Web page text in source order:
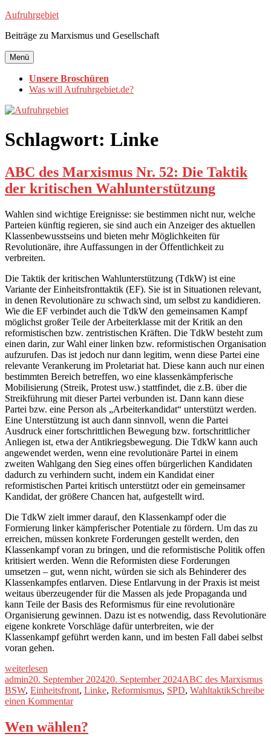
Zum
springen
Aufruhrgebiet
Beiträge zu Marxismus und Gesellschaft
Menü
Unsere Broschüren
Was will Aufruhrgebiet.de?
Schlagwort: Linke
ABC des Marxismus Nr. 52: Die Taktik
der kritischen Wahlunterstützung
Wahlen sind wichtige Ereignisse: sie bestimmen nicht nur, welche
Parteien künftig regieren, sie sind auch ein Anzeiger des aktuellen
Klassenbewusstseins und bieten mehr Möglichkeiten für
Revolutionäre, ihre Auffassungen in der Öffentlichkeit zu
verbreiten.
Die Taktik der kritischen Wahlunterstützung (TdkW) ist eine
Variante der Einheitsfronttaktik (EF). Sie ist in Situationen relevant,
in denen Revolutionäre zu schwach sind, um selbst zu kandidieren.
Wie die EF verbindet auch die TdkW den gemeinsamen Kampf
möglichst großer Teile der Arbeiterklasse mit der Kritik an den
reformistischen bzw. zentristischen Kräften. Die TdkW besteht zum
einen darin, zur Wahl einer linken bzw. reformistischen Organisation
aufzurufen. Das ist jedoch nur dann legitim, wenn diese Partei eine
relevante Verankerung im Proletariat hat. Diese kann auch nur einen
bestimmten Bereich betreffen, wo eine klassenkämpferische
Mobilisierung (Streik, Protest usw.) stattfindet, die z.B. über die
Streikführung mit dieser Partei verbunden ist. Dann kann diese
Partei bzw. eine Person als „Arbeiterkandidat“ unterstützt werden.
Eine Unterstützung ist auch dann sinnvoll, wenn die Partei
Ausdruck einer fortschrittlichen Bewegung bzw. fortschrittlicher
Anliegen ist, etwa der Antikriegsbewegung. Die TdkW kann auch
angewendet werden, wenn eine revolutionäre Partei in einem
zweiten Wahlgang den Sieg eines offen bürgerlichen Kandidaten
dadurch zu verhindern sucht, indem ein Kandidat einer
reformistischen Partei kritisch unterstützt oder ein gemeinsamer
Kandidat, der größere Chancen hat, aufgestellt wird.
Die TdkW zielt immer darauf, den Klassenkampf oder die
Formierung linker kämpferischer Potentiale zu fördern. Um das zu
erreichen, müssen konkrete Forderungen gestellt werden, den
Klassenkampf voran zu bringen, und die reformistische Politik offen
kritisiert werden. Wenn die Reformisten diese Forderungen
umsetzen – gut, wenn nicht, würden sie sich als Behinderer des
Klassenkampfes entlarven. Diese Entlarvung in der Praxis ist meist
weitaus überzeugender für die Massen als jede Propaganda und
kann Teile der Basis des Reformismus für eine revolutionäre
Organisierung gewinnen. Dazu ist es notwendig, dass Revolutionäre
eigene konkrete Vorschläge dafür unterbreiten, wie der
Klassenkampf geführt werden kann, und im besten Fall dabei selbst
voran gehen.
„ABC
des
Marxismus
Nr.
Die
Taktik
weiterlesen
Autor
adminVeröffentlicht
am
20. September 202420. September 2024Kategorien
ABC des Marxismus
BSW, Einheitsfront, Linke, Reformismus, SPD, WahltaktikSchreibe
einen Kommentarzu
des
Marxismus
Wen wählen?